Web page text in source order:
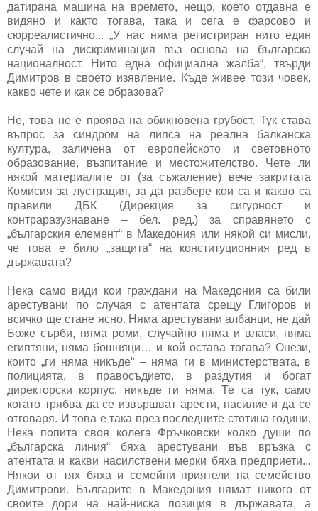
датирана машина на времето, нещо, което отдавна е
видяно и както тогава, така и сега е фарсово и
сюрреалистично... „У нас няма регистриран нито един
случай на дискриминация въз основа на българска
националност. Нито една официална жалба“, твърди
Димитров в своето изявление. Къде живее този човек,
какво чете и как се образова?
Не, това не е проява на обикновена грубост. Тук става
въпрос за синдром на липса на реална балканска
култура, заличена от европейското и световното
образование, възпитание и местожителство. Чете ли
някой материалите от (за съжаление) вече закритата
Комисия за лустрация, за да разбере кои са и какво са
правили ДБК (Дирекция за сигурност и
контраразузнаване – бел. ред.) за справянето с
„българския елемент“ в Македония или някой си мисли,
че това е било „защита“ на конституционния ред в
държавата?
Нека само види кои граждани на Македония са били
арестувани по случая с атентата срещу Глигоров и
всичко ще стане ясно. Няма арестувани албанци, не дай
Боже сърби, няма роми, случайно няма и власи, няма
египтяни, няма бошняци… и кой остава тогава? Онези,
които „ги няма никъде“ – няма ги в министерствата, в
полицията, в правосъдието, в раздутия и богат
директорски корпус, никъде ги няма. Те са тук, само
когато трябва да се извършват арести, насилие и да се
отговаря. И това е така през последните стотина години.
Нека попита своя колега Фръчковски колко души по
„българска линия“ бяха арестувани във връзка с
атентата и какви насилствени мерки бяха предприети...
Някои от тях бяха и семейни приятели на семейство
Димитрови. Българите в Македония нямат никого от
своите дори на най-ниска позиция в държавата, а